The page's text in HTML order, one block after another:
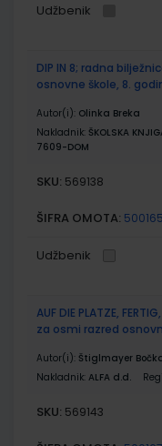
Udžbenik
DIP IN 8; radna
osnovne škole, 8.
Autor(i): Olinka Breka
Nakladnik: ŠKOLSKA
7609-DOM
SKU: 569138
ŠIFRA OMOTA: 500165
Udžbenik
AUF DIE PLATZE,
za osmi razred
Autor(i): Štiglmayer
Nakladnik: ALFA d.d.
SKU: 569143